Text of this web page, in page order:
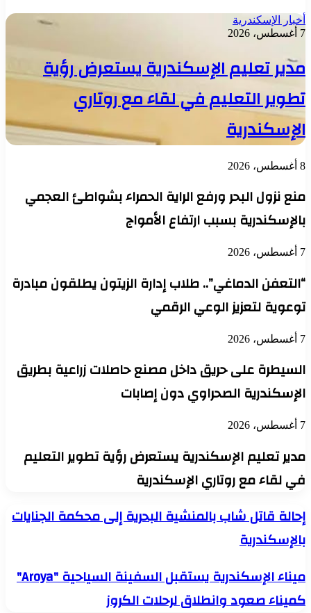
أخبار الإسكندرية
7 أغسطس، 2026
مدير تعليم الإسكندرية يستعرض رؤية
تطوير التعليم في لقاء مع روتاري
الإسكندرية
8 أغسطس، 2026
منع نزول البحر ورفع الراية الحمراء بشواطئ العجمي
بالإسكندرية بسبب ارتفاع الأمواج
7 أغسطس، 2026
“التعفن الدماغي”.. طلاب إدارة الزيتون يطلقون مبادرة
توعوية لتعزيز الوعي الرقمي
7 أغسطس، 2026
السيطرة على حريق داخل مصنع حاصلات زراعية بطريق
الإسكندرية الصحراوي دون إصابات
7 أغسطس، 2026
مدير تعليم الإسكندرية يستعرض رؤية تطوير التعليم
في لقاء مع روتاري الإسكندرية
إحالة
قاتل
شاب
بالمنشية
إلى
الجنايات
إحالة قاتل شاب بالمنشية البحرية إلى محكمة الجنايات
بالإسكندرية
ميناء
الإسكندرية
يستقبل
ميناء الإسكندرية يستقبل السفينة السياحية "Aroya"
كميناء صعود وانطلاق لرحلات الكروز